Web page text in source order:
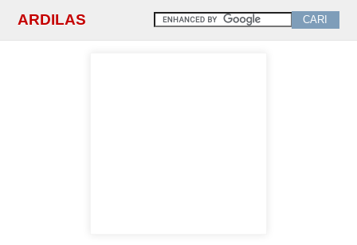
ARDILAS